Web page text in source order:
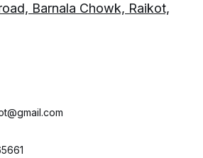
Barnala Chowk, Raikot,